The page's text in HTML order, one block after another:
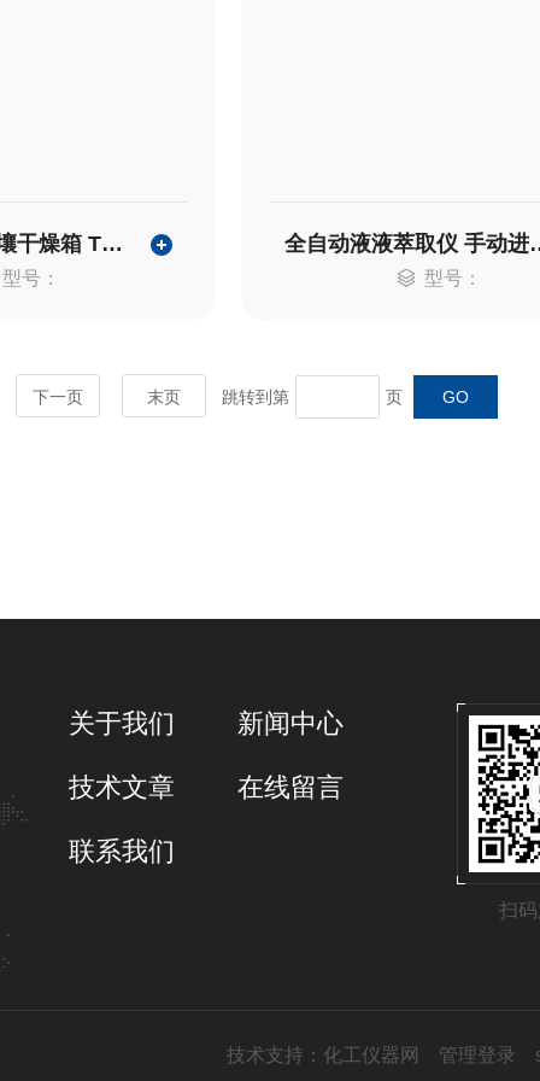
多样品12位土壤干燥箱 TRX-12
型号：
全自动
型号：
下一页 末页 跳转到第 页
扫
关于我们 新闻中心
技术文章 在线留言
联系我们
技术支持： 化工仪器网 管理登录